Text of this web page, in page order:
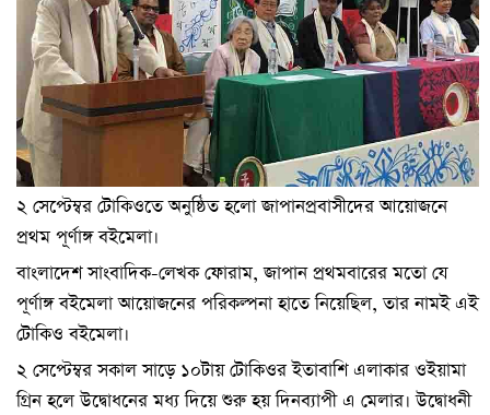
২ সেপ্টেম্বর টোকিওতে অনুষ্ঠিত হলো জাপানপ্রবাসীদের আয়োজনে
প্রথম পূর্ণাঙ্গ বইমেলা।
বাংলাদেশ সাংবাদিক-লেখক ফোরাম, জাপান প্রথমবারের মতো যে
পূর্ণাঙ্গ বইমেলা আয়োজনের পরিকল্পনা হাতে নিয়েছিল, তার নামই এই
টোকিও বইমেলা।
২ সেপ্টেম্বর সকাল সাড়ে ১০টায় টোকিওর ইতাবাশি এলাকার ওইয়ামা
গ্রিন হলে উদ্বোধনের মধ্য দিয়ে শুরু হয় দিনব্যাপী এ মেলার। উদ্বোধনী